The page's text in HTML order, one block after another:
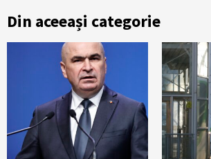
Din aceeași categorie